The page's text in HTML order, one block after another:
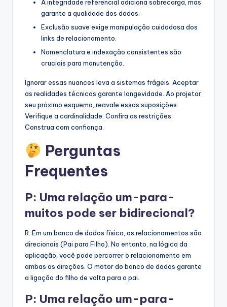
A integridade referencial adiciona sobrecarga, mas
garante a qualidade dos dados.
Exclusão suave exige manipulação cuidadosa dos
links de relacionamento.
Nomenclatura e indexação consistentes são
cruciais para manutenção.
Ignorar essas nuances leva a sistemas frágeis. Aceptar
as realidades técnicas garante longevidade. Ao projetar
seu próximo esquema, reavale essas suposições.
Verifique a cardinalidade. Confira as restrições.
Construa com confiança.
Perguntas
Frequentes
P: Uma relação um-para-
muitos pode ser bidirecional?
R: Em um banco de dados físico, os relacionamentos são
direcionais (Pai para Filho). No entanto, na lógica da
aplicação, você pode percorrer o relacionamento em
ambas as direções. O motor do banco de dados garante
a ligação do filho de volta para o pai.
P: Uma relação um-para-